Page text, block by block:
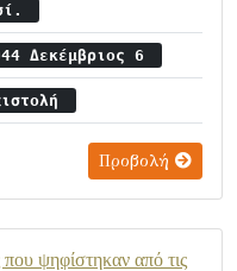
Δεκέμβριος 6
Προβολή
ψηφίστηκαν από τις